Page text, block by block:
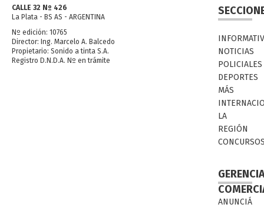
CALLE 32 Nº 426
La Plata - BS AS - ARGENTINA
Nº edición: 10765
Director: Ing. Marcelo A. Balcedo
Propietario: Sonido a tinta S.A.
Registro D.N.D.A. Nº en trámite
NOTICIAS
POLICIALES
DEPORTES
MÁS
LA
REGIÓN
ANUNCIÁ